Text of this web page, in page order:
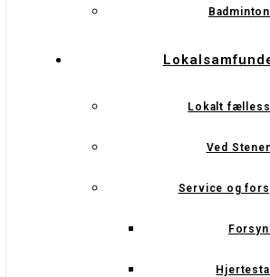
Badminton
Lokalt
Ved
Service og